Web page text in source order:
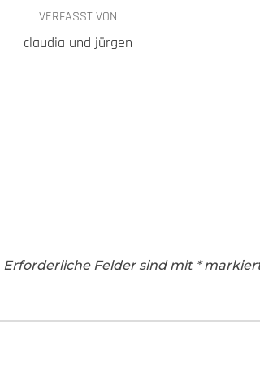
VERFASST VON
claudia und jürgen
Erforderliche Felder sind mit *